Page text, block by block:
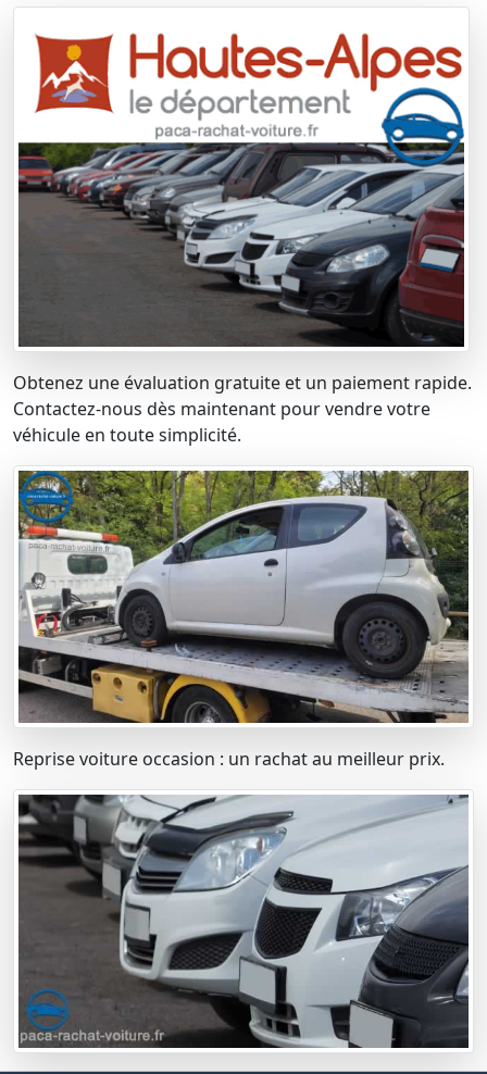
Obtenez une évaluation gratuite et un paiement rapide.
Contactez-nous dès maintenant pour vendre votre
véhicule en toute simplicité.
Reprise voiture occasion : un rachat au meilleur prix.